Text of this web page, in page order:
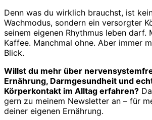
Denn was du wirklich brauchst, ist
Wachmodus, sondern ein versorgter
seinem eigenen Rhythmus leben darf.
Kaffee. Manchmal ohne. Aber immer
Blick.
Willst du mehr über
Ernährung, Darmgesundheit und
Körperkontakt im Alltag erfahren?
gern zu meinem Newsletter an – für
deiner eigenen Ernährung.